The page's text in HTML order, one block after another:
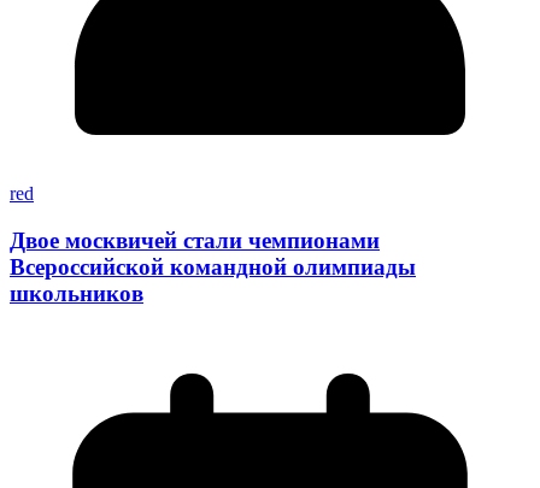
red
Двое москвичей стали чемпионами
Всероссийской командной олимпиады
школьников